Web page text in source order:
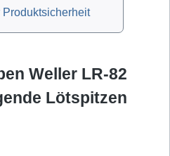
Weller LR-82
Lötspitzen